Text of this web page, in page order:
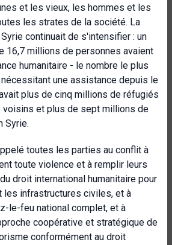
et les vieux, les hommes et les
les strates de la société. La
continuait de s'intensifier : un
16,7 millions de personnes avaient
humanitaire - le nombre le plus
une assistance depuis le
plus de cinq millions de réfugiés
voisins et plus de sept millions de
Syrie.
toutes les parties au conflit à
toute violence et à remplir leurs
droit international humanitaire pour
infrastructures civiles, et à
le-feu national complet, et à
coopérative et stratégique de
conformément au droit